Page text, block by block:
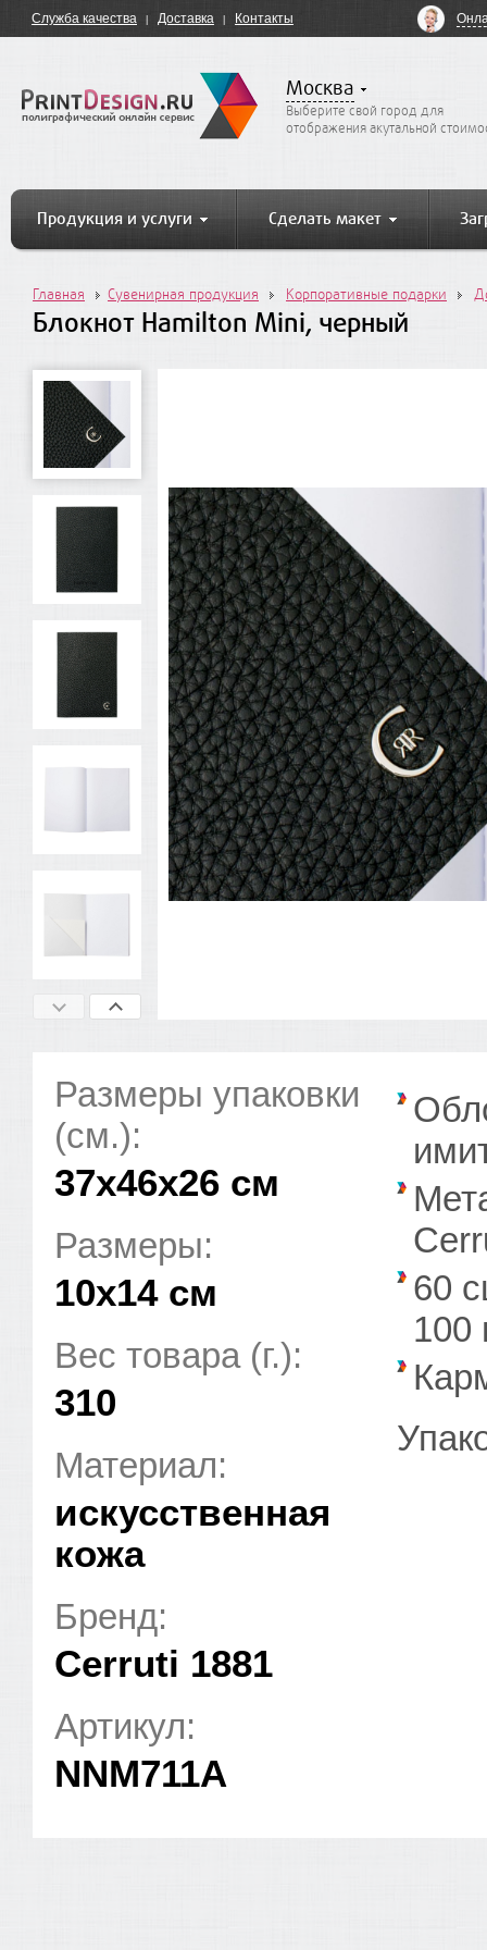
Служба качества Доставка Контакты
Москва
Выберите свой город для
отображения акутальной
Продукция и услуги Сделать макет
Главная Сувенирная продукция Корпоративные подарки
Блокнот Hamilton Mini, черный
Размеры упаковки
(см.):
37x46x26 см
Размеры:
10х14 см
Вес товара (г.):
310
Материал:
искусственная
кожа
Бренд:
Cerruti 1881
Артикул:
NNM711A
60
100